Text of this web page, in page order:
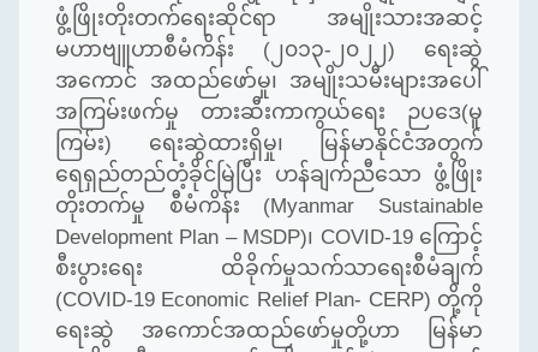
ဖွံ့ဖြိုးတိုးတက်ရေးဆိုင်ရာ အမျိုးသားအဆင့်
မဟာဗျူဟာစီမံကိန်း ( ၂၀၁၃-၂၀၂၂) ရေးဆွဲ
အကောင် အထည်ဖော်မှု၊ အမျိုးသမီးများအပေါ်
အကြမ်းဖက်မှု တားဆီးကာကွယ်ရေး ဉပဒေ(မူ
ကြမ်း) ရေးဆွဲထားရှိမှု၊ မြန်မာနိုင်ငံအတွက်
ရေရှည်တည်တံ့ခိုင်မြဲပြီး ဟန်ချက်ညီသော ဖွံ့ဖြိုး
တိုးတက်မှု စီမံကိန်း (Myanmar Sustainable
Development Plan – MSDP)၊ COVID-19 ကြောင့်
စီးပွား‌ရေး ထိခိုက်မှုသက်သာရေးစီမံချက်
(COVID-19 Economic Relief Plan- CERP) တို့ကို
ရေးဆွဲ အကောင်အထည်ဖော်မှုတို့ဟာ မြန်မာ